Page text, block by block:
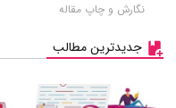
نگارش و چاپ مقاله
جدیدترین مطالب